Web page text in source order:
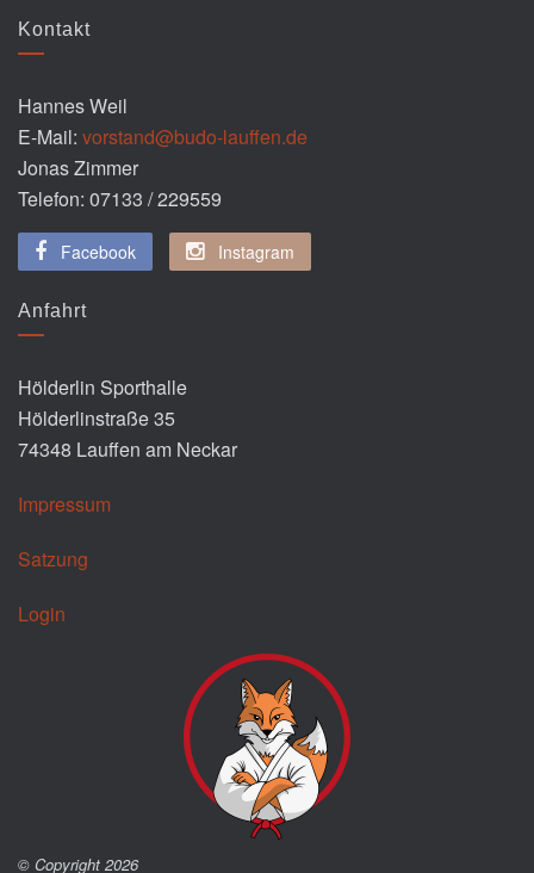
Kontakt
Hannes Weil
E-Mail: vorstand@budo-lauffen.de
Jonas Zimmer
Telefon: 07133 / 229559
Facebook Instagram
Anfahrt
Hölderlin Sporthalle
Hölderlinstraße 35
74348 Lauffen am Neckar
Impressum
Satzung
Login
© Copyright 2026